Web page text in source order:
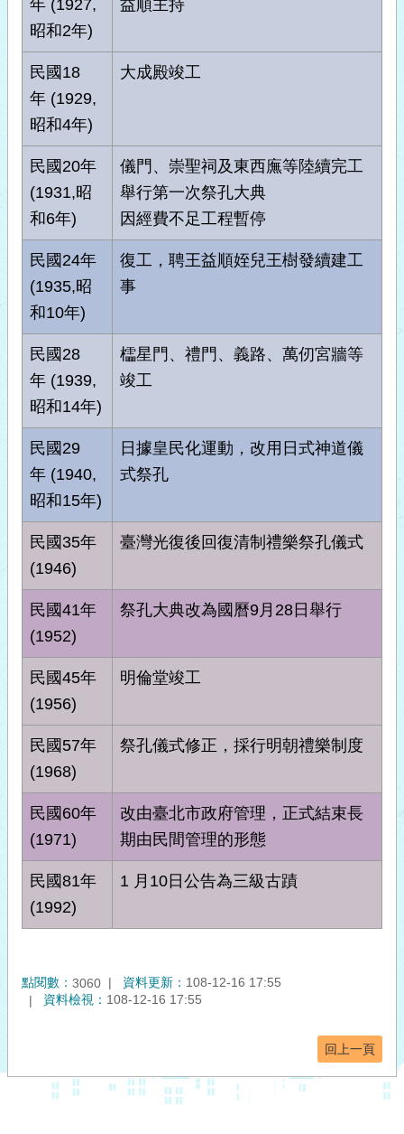
年 (1927,
昭和2年)
益順主持
民國18
年 (1929,
昭和4年)
大成殿竣工
民國20年
(1931,昭
和6年)
儀門、崇聖祠及東西廡等陸續完工
舉行第一次祭孔大典
因經費不足工程暫停
民國24年
(1935,昭
和10年)
復工，聘王益順姪兒王樹發續建工
事
民國28
年 (1939,
昭和14年)
櫺星門、禮門、義路、萬仞宮牆等
竣工
民國29
年 (1940,
昭和15年)
日據皇民化運動，改用日式神道儀
式祭孔
民國35年
(1946)
臺灣光復後回復清制禮樂祭孔儀式
民國41年
(1952)
祭孔大典改為國曆9月28日舉行
民國45年
(1956)
明倫堂竣工
民國57年
(1968)
祭孔儀式修正，採行明朝禮樂制度
民國60年
(1971)
改由臺北市政府管理，正式結束長
期由民間管理的形態
民國81年
(1992)
1 月10日公告為三級古蹟
點閱數： 3060 資料更新： 108-12-16 17:55
資料檢視： 108-12-16 17:55
回上一頁